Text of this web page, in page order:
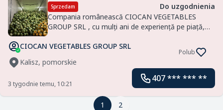
Sprzedam
Do uzgodnienia
Compania românească CIOCAN VEGETABLES
GROUP SRL , cu mulți ani de experiență pe piață,
2-3 zile, o
CIOCAN VEGETABLES GROUP SRL
Kalisz, pomorskie
Polub
3 tygodnie temu, 10:21
407 *** *** **
11 2